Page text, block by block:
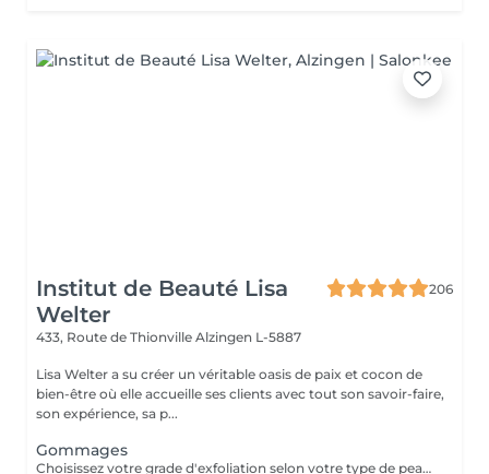
Institut de Beauté Lisa
Welter
206
433, Route de Thionville Alzingen L-5887
Lisa Welter a su créer un véritable oasis de paix et cocon de
bien-être où elle accueille ses clients avec tout son savoir-faire,
son expérience, sa p...
Gommages
Choisissez votre grade d'exfoliation selon votre type de peau (crème, sel, sucre)